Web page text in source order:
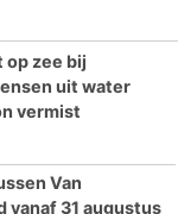
op zee bij
uit water
vermist
Van
vanaf 31 augustus